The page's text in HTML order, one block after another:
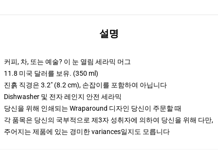
설명
커피, 차, 또는 예술? 이 눈 열림 세라믹 머그
11.8 미국 달러를 보유. (350 ml)
진흙 직경은 3.2" (8.2 cm), 손잡이를 포함하여 아닙니다
Dishwasher 및 전자 레인지 안전 세라믹
당신을 위해 인쇄되는 Wraparound 디자인 당신이 주문할 때
각 품목은 당신의 국부적으로 제3자 성취자에 의하여 당신을 위해 다만,
주어지는 제품에 있는 경미한 variances일지도 모릅니다